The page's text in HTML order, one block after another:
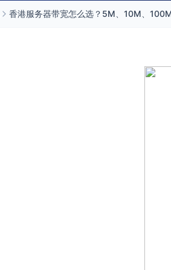
香港服务器带宽怎么选？5M、10M、